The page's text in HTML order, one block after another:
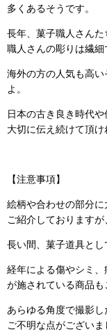
多くあるそうです。
長年、菓子職人さん
職人さんの彫りは繊細
海外の方の人気も高
よ。
日本の古き良き時代
大切に伝え続けて頂け
【注意事項】
絵柄や合わせの部分
ご紹介しておりますが
長い間、菓子道具とし
経年による傷やシミ
が施されている商品も
あらゆる角度で撮影
ご不明な点がございま